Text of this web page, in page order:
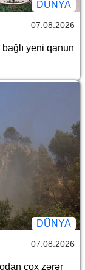
DÜNYA
07.08.2026
yeni qanun
DÜNYA
07.08.2026
çox zərər